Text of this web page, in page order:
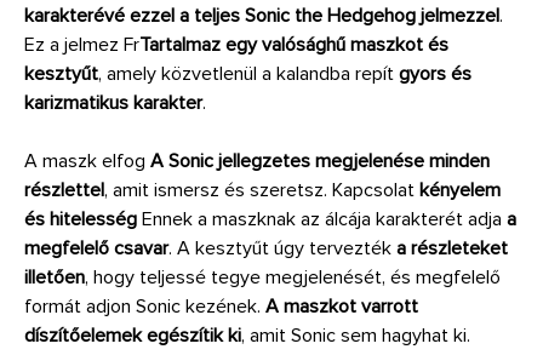
karakterévé ezzel a teljes Sonic the Hedgehog jelmezzel.
Ez a jelmez FrTartalmaz egy valósághű maszkot és
kesztyűt, amely közvetlenül a kalandba repít gyors és
karizmatikus karakter.
A maszk elfog A Sonic jellegzetes megjelenése minden
részlettel, amit ismersz és szeretsz. Kapcsolat kényelem
és hitelesség Ennek a maszknak az álcája karakterét adja a
megfelelő csavar. A kesztyűt úgy tervezték a részleteket
illetően, hogy teljessé tegye megjelenését, és megfelelő
formát adjon Sonic kezének. A maszkot varrott
díszítőelemek egészítik ki, amit Sonic sem hagyhat ki.